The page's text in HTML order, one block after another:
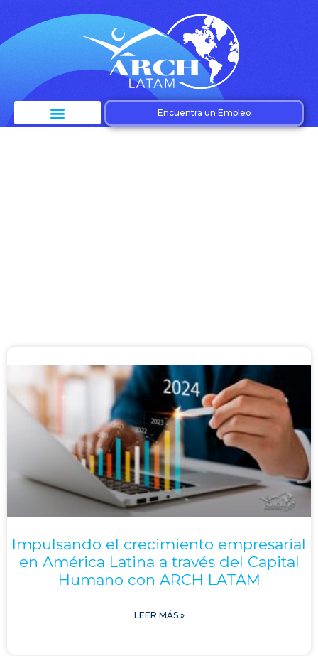
Encuentra un Empleo
Impulsando el crecimiento empresarial
en América Latina a través del Capital
Humano con ARCH LATAM
LEER MÁS »